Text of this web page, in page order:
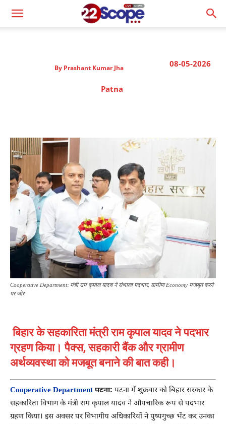
08-05-2026
By Prashant Kumar Jha
Patna
Cooperative Department: मंत्री राम कृपाल यादव ने संभाला पदभार, ग्रामीण Economy मजबूत करने
पर जोर
बिहार के सहकारिता मंत्री राम कृपाल यादव ने पदभार
ग्रहण किया। पैक्स, सहकारी बैंक और ग्रामीण
अर्थव्यवस्था को मजबूत बनाने की बात कही।
Cooperative Department पटना: पटना में शुक्रवार को बिहार सरकार के
सहकारिता विभाग के मंत्री राम कृपाल यादवने औपचारिक रूप से पदभार
ग्रहण किया। इस अवसर पर विभागीय अधिकारियों ने पुष्पगुच्छ भेंट कर उनका